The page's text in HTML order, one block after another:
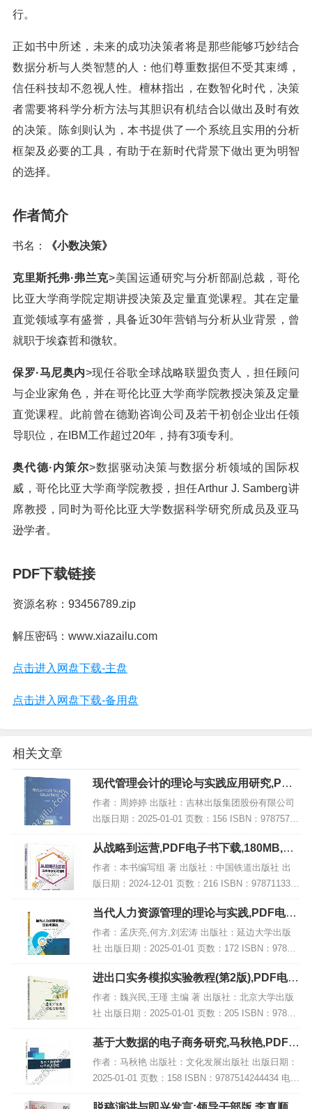
行。
正如书中所述，未来的成功决策者将是那些能够巧妙结合
数据分析与人类智慧的人：他们尊重数据但不受其束缚，
信任科技却不忽视人性。檀林指出，在数智化时代，决策
者需要将科学分析方法与其胆识有机结合以做出及时有效
的决策。陈剑则认为，本书提供了一个系统且实用的分析
框架及必要的工具，有助于在新时代背景下做出更为明智
的选择。
作者简介
书名： 《小数决策》
克里斯托弗·弗兰克>美国运通研究与分析部副总裁，哥伦
比亚大学商学院定期讲授决策及定量直觉课程。其在定量
直觉领域享有盛誉，具备近30年营销与分析从业背景，曾
就职于埃森哲和微软。
保罗·马尼奥内>现任谷歌全球战略联盟负责人，担任顾问
与企业家角色，并在哥伦比亚大学商学院教授决策及定量
直觉课程。此前曾在德勤咨询公司及若干初创企业出任领
导职位，在IBM工作超过20年，持有3项专利。
奥代德·内策尔>数据驱动决策与数据分析领域的国际权
威，哥伦比亚大学商学院教授，担任Arthur J. Samberg讲
席教授，同时为哥伦比亚大学数据科学研究所成员及亚马
逊学者。
PDF下载链接
资源名称：93456789.zip
解压密码：www.xiazailu.com
点击进入网盘下载-主盘
点击进入网盘下载-备用盘
相关文章
现代管理会计的理论与实践应用研究,PDF
电子书下载
作者：周婷婷 出版社：吉林出版集团股份有限公司
出版日期：2025-01-01 页数：156 ISBN：97875731
50196 电子书大小：219MB [高清扫描版PDF格式]
内容简介...
从战略到运营,PDF电子书下载,180MB,网
盘资源
作者：本书编写组 著 出版社：中国铁道出版社 出
版日期：2024-12-01 页数：216 ISBN：978711331
4774 电子书大小：180MB [高清扫描版PDF格式] 内
容简介...
当代人力资源管理的理论与实践,PDF电子
书网盘下载
作者：孟庆亮,何方,刘宏涛 出版社：延边大学出版
社 出版日期：2025-01-01 页数：172 ISBN：97872
30070393 电子书大小：195MB [高清扫描版PDF格
式] 内容...
进出口实务模拟实验教程(第2版),PDF电子
书下载
作者：魏兴民,王瑾 主编 著 出版社：北京大学出版
社 出版日期：2025-01-01 页数：205 ISBN：97873
01349410 电子书大小：257MB [高清扫描版PDF格
式] 内...
基于大数据的电子商务研究,马秋艳,PDF电
子书下载,网盘资源
作者：马秋艳 出版社：文化发展出版社 出版日期：
2025-01-01 页数：158 ISBN：9787514244434 电子
书大小：213MB [高清扫描版PDF格式] 内容简介 该